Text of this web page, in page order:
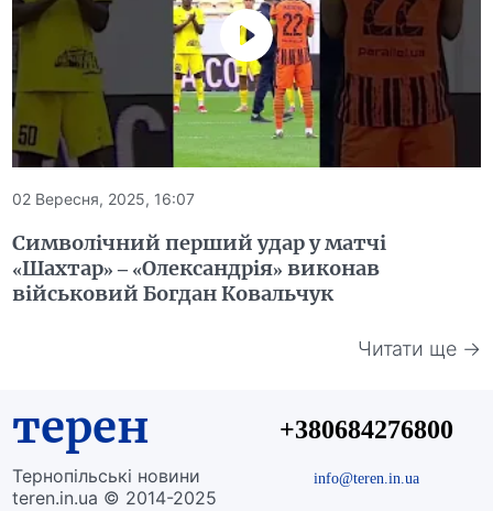
02 Вересня, 2025, 16:07
Символічний перший удар у матчі
«Шахтар» – «Олександрія» виконав
військовий Богдан Ковальчук
Читати ще →
терен
Тернопільські новини
teren.in.ua © 2014-2025
+380684276800
info@teren.in.ua